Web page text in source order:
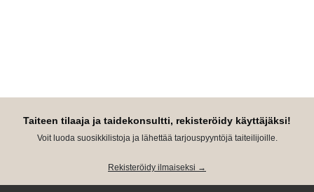
Taiteen tilaaja ja taidekonsultti, rekisteröidy käyttäjäksi!
Voit luoda suosikkilistoja ja lähettää tarjouspyyntöjä taiteilijoille.
Rekisteröidy ilmaiseksi →